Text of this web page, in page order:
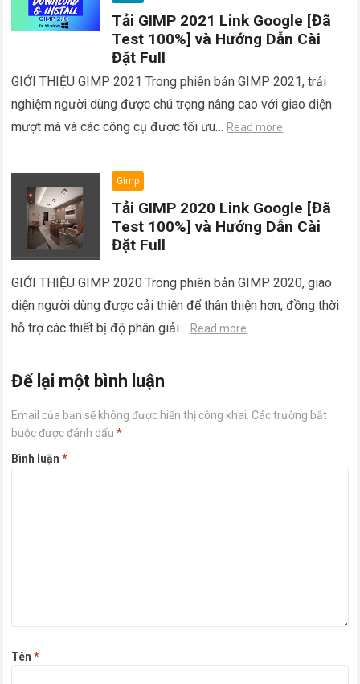
Tải GIMP 2021 Link Google [Đã
Test 100%] và Hướng Dẫn Cài
Đặt Full
GIỚI THIỆU GIMP 2021 Trong phiên bản GIMP 2021, trải
nghiệm người dùng được chú trọng nâng cao với giao diện
mượt mà và các công cụ được tối ưu… Read more
Gimp
Tải GIMP 2020 Link Google [Đã
Test 100%] và Hướng Dẫn Cài
Đặt Full
GIỚI THIỆU GIMP 2020 Trong phiên bản GIMP 2020, giao
diện người dùng được cải thiện để thân thiện hơn, đồng thời
hỗ trợ các thiết bị độ phân giải… Read more
Để lại một bình luận
Email của bạn sẽ không được hiển thị công khai. Các trường bắt
buộc được đánh dấu*
Bình luận*
Tên*